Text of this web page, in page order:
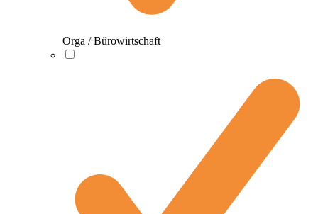
Orga / Bürowirtschaft